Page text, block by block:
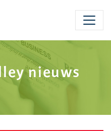
nieuws